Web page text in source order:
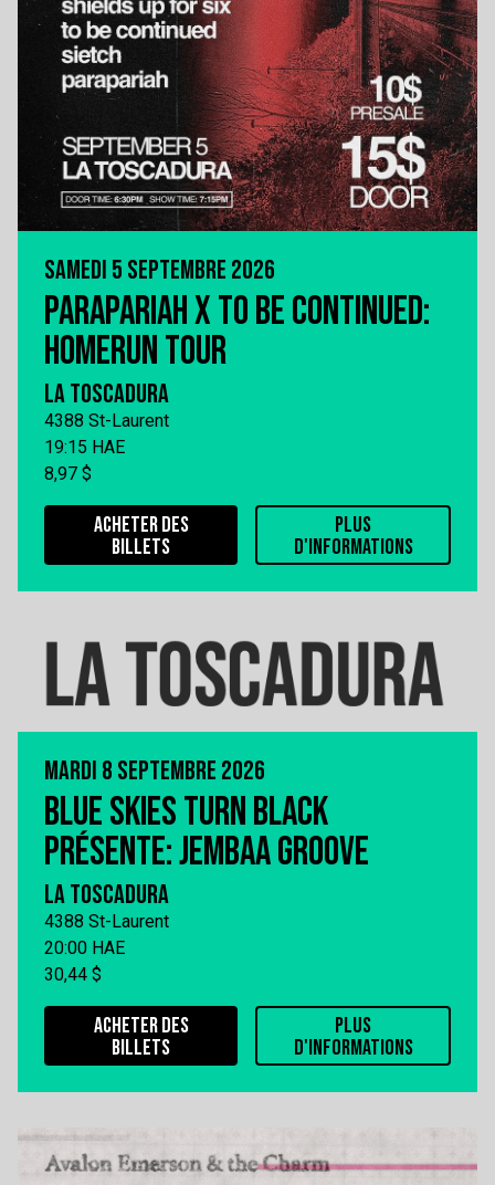
SAMEDI 5 SEPTEMBRE 2026
PARAPARIAH X TO BE CONTINUED:
HOMERUN TOUR
LA TOSCADURA
4388 St-Laurent
19:15 HAE
8,97 $
ACHETER DES
BILLETS
PLUS
D'INFORMATIONS
MARDI 8 SEPTEMBRE 2026
BLUE SKIES TURN BLACK
PRÉSENTE: JEMBAA GROOVE
LA TOSCADURA
4388 St-Laurent
20:00 HAE
30,44 $
ACHETER DES
BILLETS
PLUS
D'INFORMATIONS